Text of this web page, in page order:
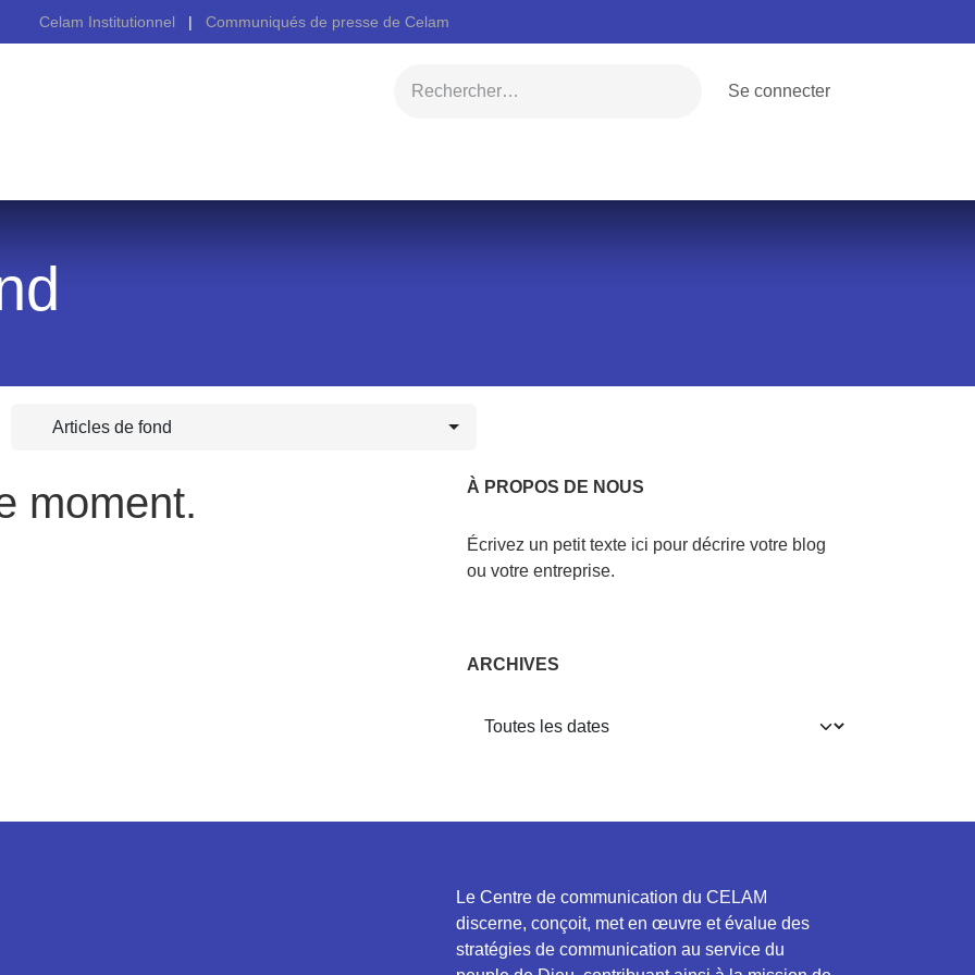
Celam Institutionnel | Communiqués de presse de Celam
Se connecter
Articles de fond
moment. À PROPOS DE NOUS
Écrivez un petit texte ici pour décrire votre blog
ou votre entreprise.
ARCHIVES
Le Centre de communication du CELAM discerne,
conçoit, met en œuvre et évalue des stratégies
de communication au service du peuple de Dieu,